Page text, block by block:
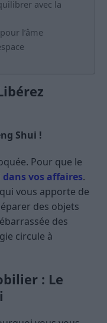
avec la
l’âme
Shui !
Pour que le
vos affaires.
vous apporte de
des objets
des
circule à
: Le